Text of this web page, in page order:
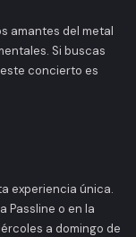
amantes del metal
Si buscas
concierto es
experiencia única.
Passline o en la
a domingo de